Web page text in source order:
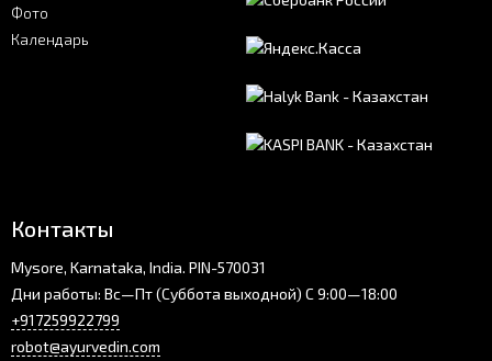
Фото
Календарь
Контакты
Mysore, Karnataka, India. PIN-570031
Дни работы: Вс—Пт (Суббота выходной) С 9:00—18:00
+917259922799
robot@ayurvedin.com